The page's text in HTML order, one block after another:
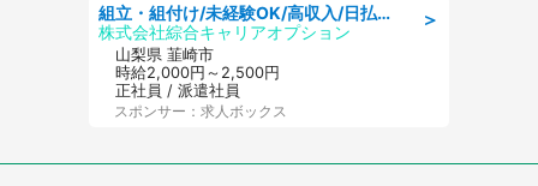
＞
組立・組付け/未経験OK/高収入/日払いOK/寮費無料/日勤
株式会社綜合キャリアオプション
山梨県 韮崎市
時給2,000円～2,500円
正社員 / 派遣社員
スポンサー：求人ボックス